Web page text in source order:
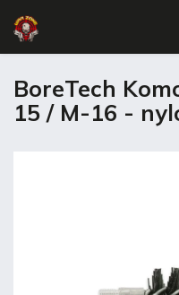
BoreTech
15 / M-16 -